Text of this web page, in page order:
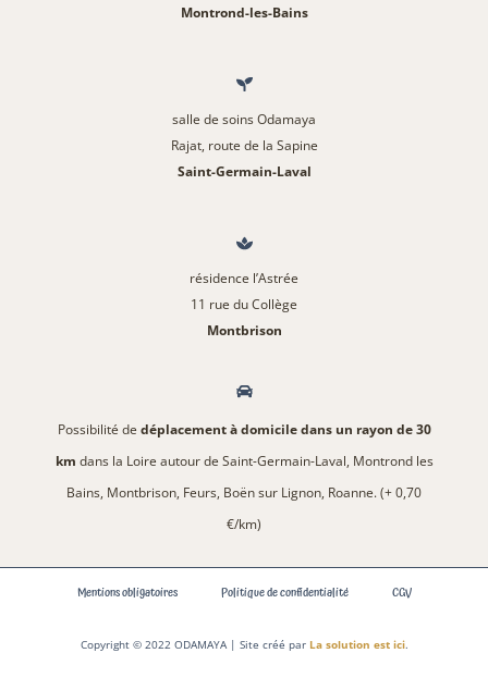
Montrond-les-Bains
salle de soins Odamaya
Rajat, route de la Sapine
Saint-Germain-Laval
résidence l’Astrée
11 rue du Collège
Montbrison
Possibilité de déplacement à domicile dans un rayon de 30
km dans la Loire autour de Saint-Germain-Laval, Montrond les
Bains, Montbrison, Feurs, Boën sur Lignon, Roanne. (+ 0,70
€/km)
Copyright © 2022 ODAMAYA | Site créé par La solution est ici.
Mentions obligatoires Politique de confidentialité CGV